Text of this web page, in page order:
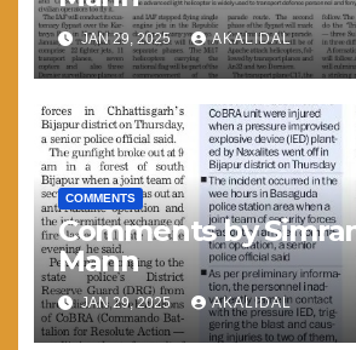
JAN 29, 2025 AKALIDAL
COMMENTS
Comments by
Mann
JAN 29, 2025 AKALIDAL